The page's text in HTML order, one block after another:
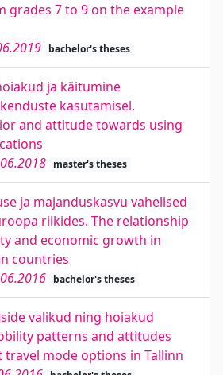
grades 7 to 9 on the example
bachelor's theses
ja käitumine
kasutamisel.
and attitude towards using
master's theses
ja majanduskasvu vahelised
riikides. The relationship
and economic growth in
countries
bachelor's theses
valikud ning hoiakud
patterns and attitudes
mode options in Tallinn